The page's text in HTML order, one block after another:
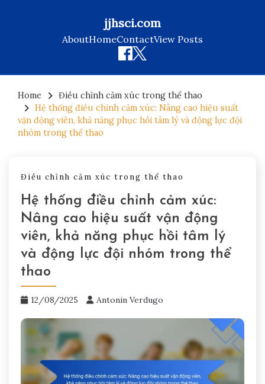
jjhsci.com
AboutHomeContactView Posts
content
Home
Điều chỉnh cảm xúc trong thể thao
Hệ thống điều chỉnh cảm xúc: Nâng cao hiệu suất
vận động viên, khả năng phục hồi tâm lý và động lực đội
nhóm trong thể thao
Điều chỉnh cảm xúc trong thể thao
Hệ thống điều chỉnh cảm xúc:
Nâng cao hiệu suất vận động
viên, khả năng phục hồi tâm lý
và động lực đội nhóm trong thể
thao
12/08/2025 Antonin Verdugo